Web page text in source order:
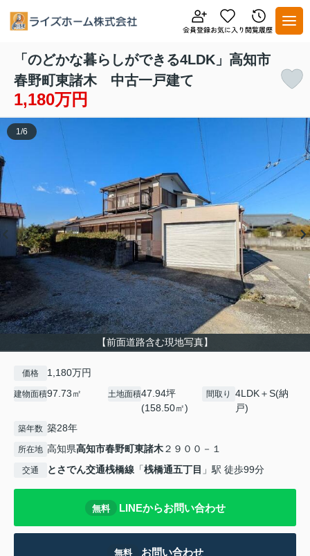
「のどかな暮らしができる4LDK」高知市
春野町東諸木 中古一戸建て
1,180万円
【前面道路含む現地写真】
1/6
価格 1,180万円
建物面積97.73㎡ 土地面積47.94坪
(158.50㎡)
間取り
4LDK＋S(納
戸)
築年数 築28年
所在地 高知県高知市春野町東諸木２９００－１
交通 とさでん交通桟橋線 「桟橋通五丁目 」駅 徒歩99分
無料 LINEからお問い合わせ
無料 お問い合わせ